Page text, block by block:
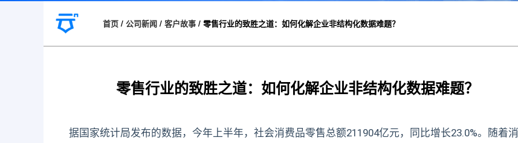
首页 / 公司新闻 / 客户故事 / 零售行业的致胜之道：如何化解企业非结构化数据难题？
零售行业的致胜之道：如何化解企业非结构化数据难题？
据国家统计局发布的数据，今年上半年，社会消费品零售总额211904亿元，同比增长23.0%。随着消